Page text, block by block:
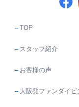
TOP
スタッフ紹介
お客様の声
大阪発ファンダイ